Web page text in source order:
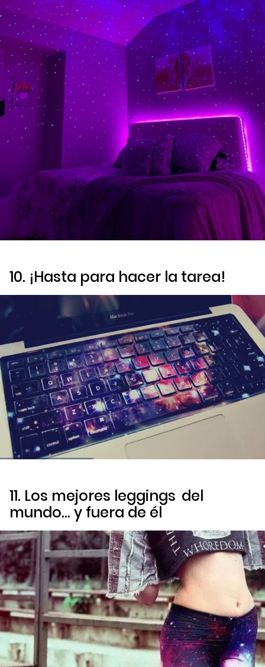
10. ¡Hasta para hacer la tarea!
11. Los mejores leggings del
mundo… y fuera de él